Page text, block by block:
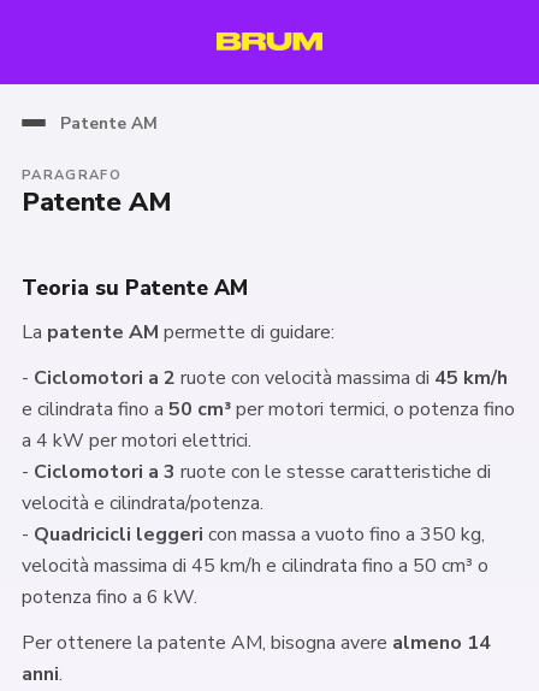
Patente AM
PARAGRAFO
Patente AM
Teoria su Patente AM
La patente AM permette di guidare:
- Ciclomotori a 2 ruote con velocità massima di 45 km/h
e cilindrata fino a 50 cm³per motori termici, o potenza fino
a 4 kW per motori elettrici.
- Ciclomotori a 3 ruote con le stesse caratteristiche di
velocità e cilindrata/potenza.
- Quadricicli leggeri con massa a vuoto fino a 350 kg,
velocità massima di 45 km/h e cilindrata fino a 50 cm³ o
potenza fino a 6 kW.
Per ottenere la patente AM, bisogna avere almeno 14
anni.